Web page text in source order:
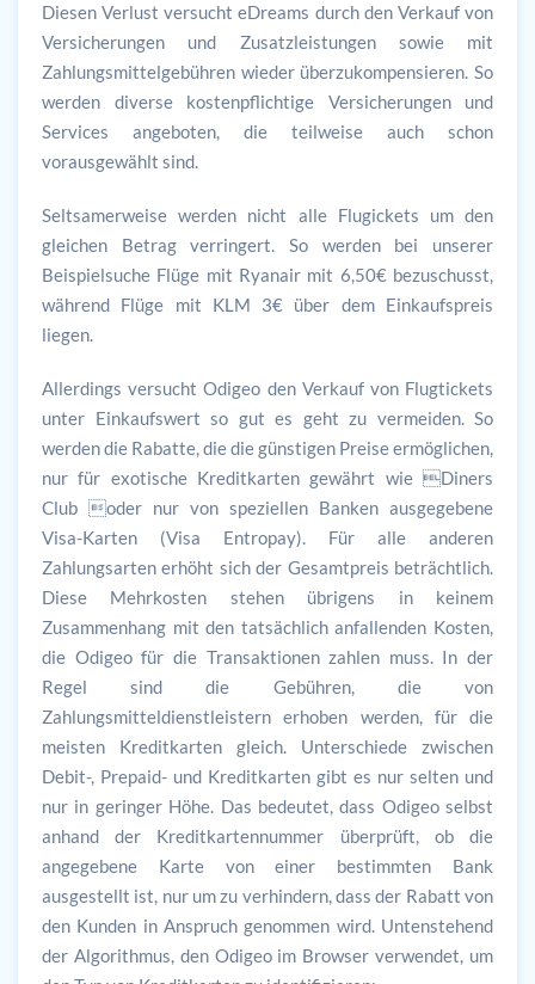
Diesen Verlust versucht eDreams durch den Verkauf von
Versicherungen und Zusatzleistungen sowie mit
Zahlungsmittelgebühren wieder überzukompensieren. So
werden diverse kostenpflichtige Versicherungen und
Services angeboten, die teilweise auch schon
vorausgewählt sind.
Seltsamerweise werden nicht alle Flugickets um den
gleichen Betrag verringert. So werden bei unserer
Beispielsuche Flüge mit Ryanair mit 6,50€ bezuschusst,
während Flüge mit KLM 3€ über dem Einkaufspreis
liegen.
Allerdings versucht Odigeo den Verkauf von Flugtickets
unter Einkaufswert so gut es geht zu vermeiden. So
werden die Rabatte, die die günstigen Preise ermöglichen,
nur für exotische Kreditkarten gewährt wie Diners
Club oder nur von speziellen Banken ausgegebene
Visa-Karten (Visa Entropay). Für alle anderen
Zahlungsarten erhöht sich der Gesamtpreis beträchtlich.
Diese Mehrkosten stehen übrigens in keinem
Zusammenhang mit den tatsächlich anfallenden Kosten,
die Odigeo für die Transaktionen zahlen muss. In der
Regel sind die Gebühren, die von
Zahlungsmitteldienstleistern erhoben werden, für die
meisten Kreditkarten gleich. Unterschiede zwischen
Debit-, Prepaid- und Kreditkarten gibt es nur selten und
nur in geringer Höhe. Das bedeutet, dass Odigeo selbst
anhand der Kreditkartennummer überprüft, ob die
angegebene Karte von einer bestimmten Bank
ausgestellt ist, nur um zu verhindern, dass der Rabatt von
den Kunden in Anspruch genommen wird. Untenstehend
der Algorithmus, den Odigeo im Browser verwendet, um